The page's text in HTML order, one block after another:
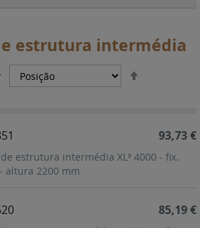
estrutura intermédia
estrutura intermédia XL³ 4000 - fix.
altura 2200 mm
93,73 €
85,19 €